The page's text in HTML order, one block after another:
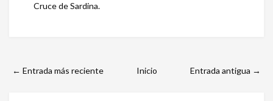
Cruce de Sardina.
← Entrada más reciente Entrada antigua →
Inicio